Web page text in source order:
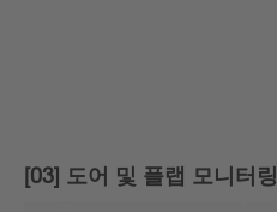
[03] 도어 및 플랩 모니터링